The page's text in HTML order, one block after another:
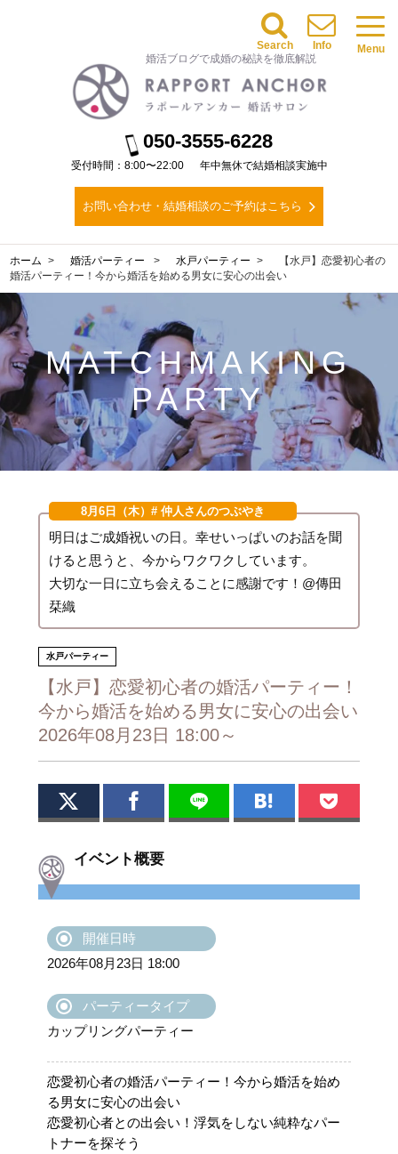
婚活ブログで成婚の秘訣を徹底解説
050-3555-6228
受付時間：8:00〜22:00 年中無休で結婚相談実施中
お問い合わせ・結婚相談のご予約はこちら
Menu
Info
Search
ホーム 婚活パーティー 水戸パーティー
【水戸】恋愛初心者の
婚活パーティー！今から婚活を始める男女に安心の出会い
MATCHMAKING
PARTY
8月6日（木）# 仲人さんのつぶやき
明日はご成婚祝いの日。幸せいっぱいのお話を聞
けると思うと、今からワクワクしています。
大切な一日に立ち会えることに感謝です！@傳田
栞織
水戸パーティー
【水戸】恋愛初心者の婚活パーティー！
今から婚活を始める男女に安心の出会い
2026年08月23日 18:00～
イベント概要
開催日時
2026年08月23日 18:00
パーティータイプ
カップリングパーティー
恋愛初心者の婚活パーティー！今から婚活を始め
る男女に安心の出会い
恋愛初心者との出会い！浮気をしない純粋なパー
トナーを探そう